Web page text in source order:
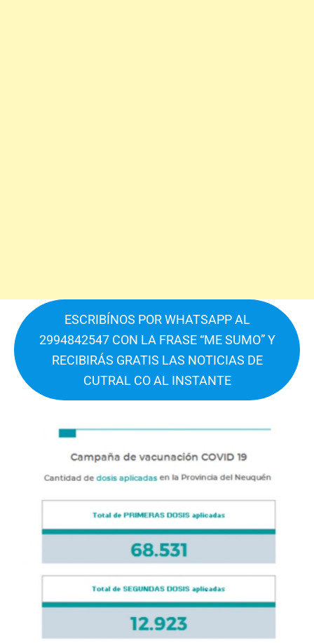
ESCRIBÍNOS POR WHATSAPP AL
2994842547 CON LA FRASE “ME SUMO” Y
RECIBIRÁS GRATIS LAS NOTICIAS DE
CUTRAL CO AL INSTANTE